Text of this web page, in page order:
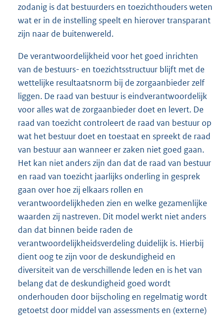
zodanig is dat bestuurders en toezichthouders weten
wat er in de instelling speelt en hierover transparant
zijn naar de buitenwereld.
De verantwoordelijkheid voor het goed inrichten
van de bestuurs- en toezichtsstructuur blijft met de
wettelijke resultaatsnorm bij de zorgaanbieder zelf
liggen. De raad van bestuur is eindverantwoordelijk
voor alles wat de zorgaanbieder doet en levert. De
raad van toezicht controleert de raad van bestuur op
wat het bestuur doet en toestaat en spreekt de raad
van bestuur aan wanneer er zaken niet goed gaan.
Het kan niet anders zijn dan dat de raad van bestuur
en raad van toezicht jaarlijks onderling in gesprek
gaan over hoe zij elkaars rollen en
verantwoordelijkheden zien en welke gezamenlijke
waarden zij nastreven. Dit model werkt niet anders
dan dat binnen beide raden de
verantwoordelijkheidsverdeling duidelijk is. Hierbij
dient oog te zijn voor de deskundigheid en
diversiteit van de verschillende leden en is het van
belang dat de deskundigheid goed wordt
onderhouden door bijscholing en regelmatig wordt
getoetst door middel van assessments en (externe)